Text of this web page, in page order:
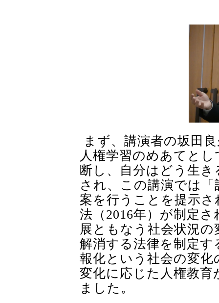
まず、講演者の坂田
人権学習のめあてと
断し、自分はどう生
され、この講演では
案を行うことを提示
法（ 2016年）が制定さ
展ともなう社会状況
解消する法律を制定
報化という社会の変
変化に応じた人権教
ました。